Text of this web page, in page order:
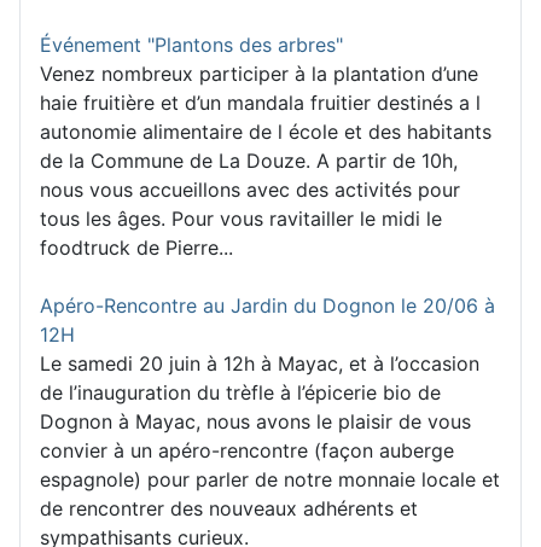
Événement "Plantons des arbres"
Venez nombreux participer à la plantation d’une
haie fruitière et d’un mandala fruitier destinés a l
autonomie alimentaire de l école et des habitants
de la Commune de La Douze. A partir de 10h,
nous vous accueillons avec des activités pour
tous les âges. Pour vous ravitailler le midi le
foodtruck de Pierre...
Apéro-Rencontre au Jardin du Dognon le 20/06 à
12H
Le samedi 20 juin à 12h à Mayac, et à l’occasion
de l’inauguration du trèfle à l’épicerie bio de
Dognon à Mayac, nous avons le plaisir de vous
convier à un apéro-rencontre (façon auberge
espagnole) pour parler de notre monnaie locale et
de rencontrer des nouveaux adhérents et
sympathisants curieux.